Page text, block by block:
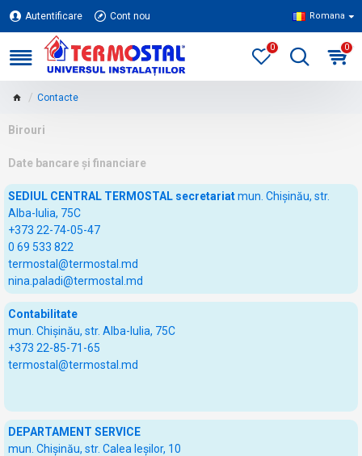
Autentificare Cont nou Romana
0 0
Contacte
Birouri
Date bancare și financiare
SEDIUL CENTRAL TERMOSTAL secretariatmun. Chișinău, str.
Alba-Iulia, 75C
+373 22-74-05-47
0 69 533 822
termostal@termostal.md
nina.paladi@termostal.md
Contabilitate
mun. Chișinău, str. Alba-Iulia, 75C
+373 22-85-71-65
termostal@termostal.md
DEPARTAMENT SERVICE
mun. Chișinău, str. Calea Ieșilor, 10